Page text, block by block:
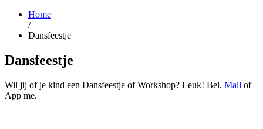
Home
/
Dansfeestje
Dansfeestje
Wil jij of je kind een Dansfeestje of Workshop? Leuk! Bel, Mail of
App me.